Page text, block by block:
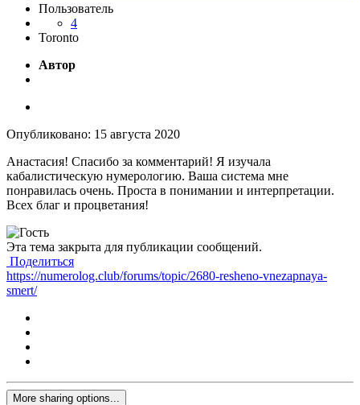
Пользователь
4
Toronto
Автор
Опубликовано: 15 августа 2020
Анастасия! Спасибо за комментарий! Я изучала
кабалистическую нумерологию. Ваша система мне
понравилась очень. Проста в понимании и интерпретации.
Всех благ и процветания!
Эта тема закрыта для публикации сообщений.
Поделиться
https://numerolog.club/forums/topic/2680-resheno-vnezapnaya-
smert/
More sharing options...